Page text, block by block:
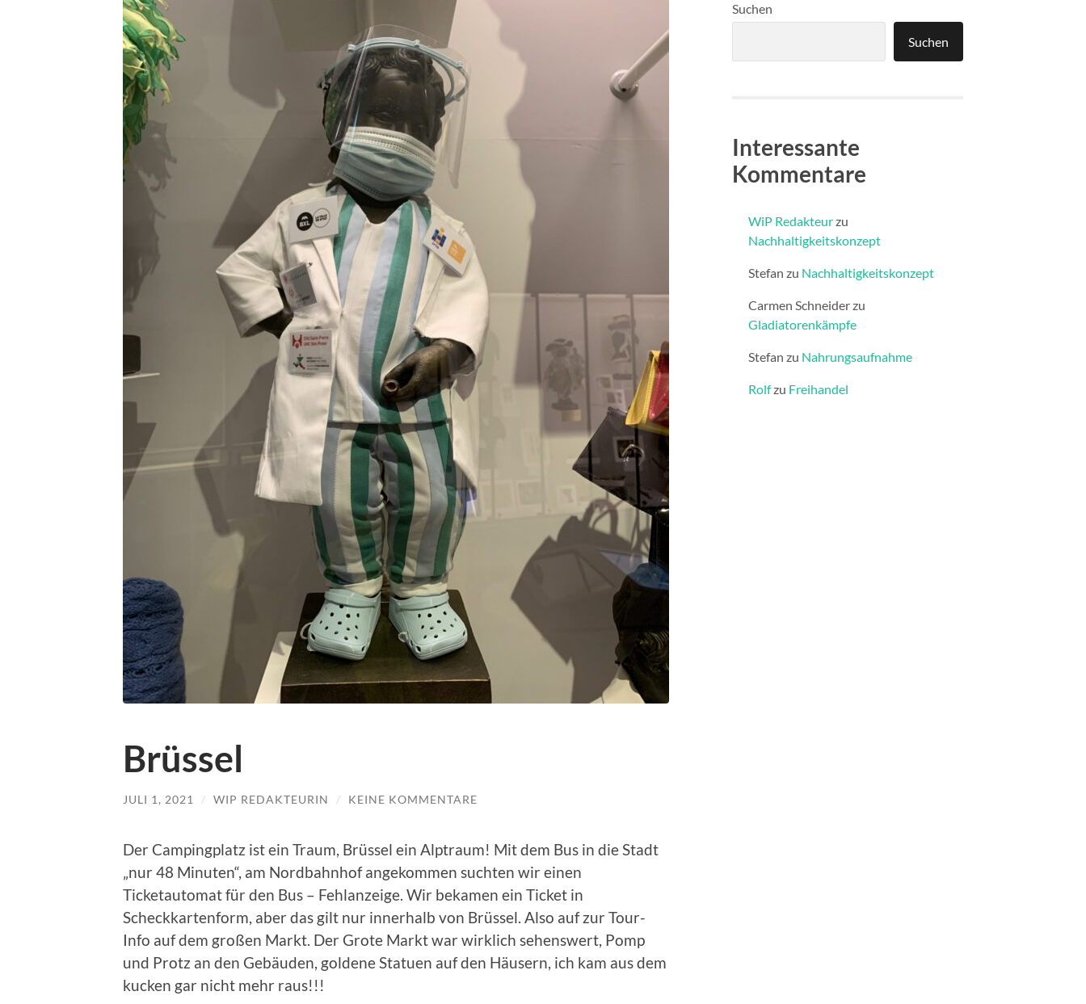
Brüssel
JULI 1, 2021 / WIP REDAKTEURIN / KEINE KOMMENTARE
Der Campingplatz ist ein Traum, Brüssel ein Alptraum! Mit dem Bus in die Stadt
„nur 48 Minuten“, am Nordbahnhof angekommen suchten wir einen
Ticketautomat für den Bus – Fehlanzeige. Wir bekamen ein Ticket in
Scheckkartenform, aber das gilt nur innerhalb von Brüssel. Also auf zur Tour-
Info auf dem großen Markt. Der Grote Markt war wirklich sehenswert, Pomp
und Protz an den Gebäuden, goldene Statuen auf den Häusern, ich kam aus dem
kucken gar nicht mehr raus!!!
Suchen
Suchen
Interessante
Kommentare
WiP Redakteurzu
Nachhaltigkeitskonzept
Stefan zu Nachhaltigkeitskonzept
Carmen Schneiderzu
Gladiatorenkämpfe
Stefan zu Nahrungsaufnahme
Rolfzu Freihandel